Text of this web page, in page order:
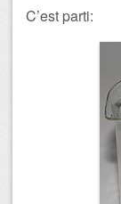
C’est parti: